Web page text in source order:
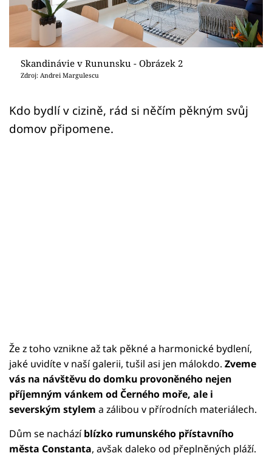
Přihlášení
Sledujte nás
Skandinávie v Rununsku - Obrázek 2
Zdroj: Andrei Margulescu
Kdo bydlí v cizině, rád si něčím pěkným svůj
domov připomene.
Že z toho vznikne až tak pěkné a harmonické bydlení,
jaké uvidíte v naší galerii, tušil asi jen málokdo. Zveme
vás na návštěvu do domku provoněného nejen
příjemným vánkem od Černého moře, ale i
severským stylem a zálibou v přírodních materiálech.
Dům se nacházíblízko rumunského přístavního
města Constanta, avšak daleko od přeplněných pláží.